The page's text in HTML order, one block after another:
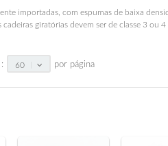
importadas, com espumas de baixa
giratórias devem ser de classe 3 ou
60 por página